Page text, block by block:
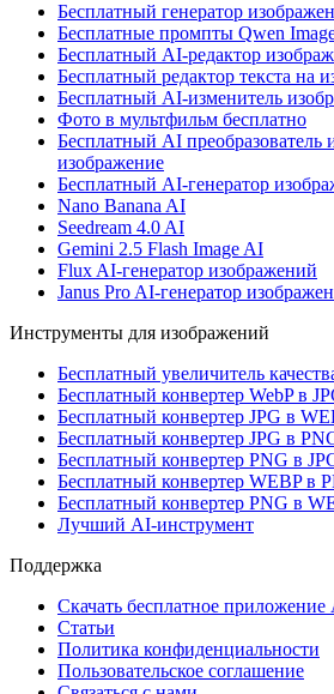
Бесплатный генератор
Бесплатные промпты Qwen
Бесплатный AI-редактор
Бесплатный редактор текста на
Бесплатный AI-изменитель
Фото в мультфильм бесплатно
Бесплатный AI преобразователь
изображение
Бесплатный AI-генератор
Nano Banana AI
Seedream 4.0 AI
Gemini 2.5 Flash Image AI
Flux AI-генератор изображений
Janus Pro AI-генератор
Инструменты для изображений
Бесплатный увеличитель
Бесплатный конвертер WebP в
Бесплатный конвертер JPG в
Бесплатный конвертер JPG в
Бесплатный конвертер PNG в
Бесплатный конвертер WEBP в
Бесплатный конвертер PNG в
Лучший AI-инструмент
Поддержка
Скачать бесплатное
Статьи
Политика конфиденциальности
Пользовательское соглашение